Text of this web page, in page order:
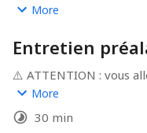
(FIDHY) 🏢
More
Entretien
⚠️ ATTENTION : vous
questionnaire à
confirmerai le rendez-
la réception de vos
More
30 min